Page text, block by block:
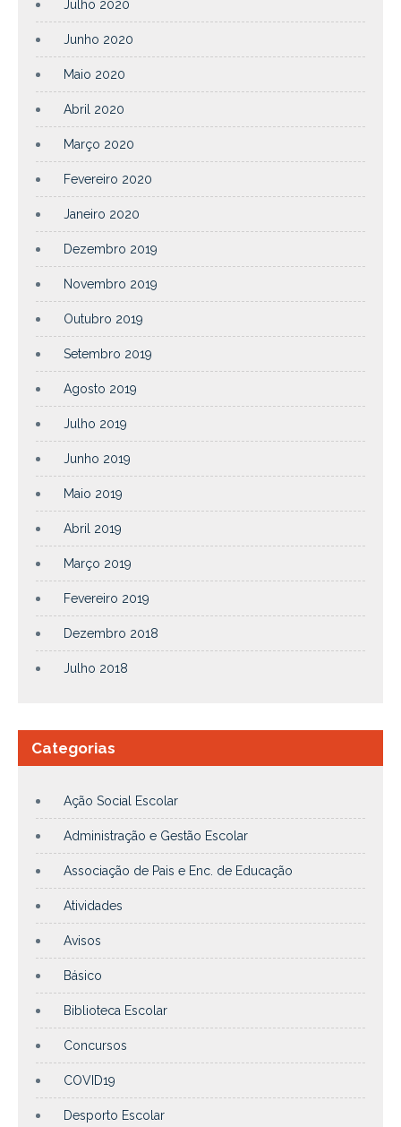
Julho 2020
Junho 2020
Maio 2020
Abril 2020
Março 2020
Fevereiro 2020
Janeiro 2020
Dezembro 2019
Novembro 2019
Outubro 2019
Setembro 2019
Agosto 2019
Julho 2019
Junho 2019
Maio 2019
Abril 2019
Março 2019
Fevereiro 2019
Dezembro 2018
Julho 2018
Categorias
Ação Social Escolar
Administração e Gestão Escolar
Associação de Pais e Enc. de Educação
Atividades
Avisos
Básico
Biblioteca Escolar
Concursos
COVID19
Desporto Escolar